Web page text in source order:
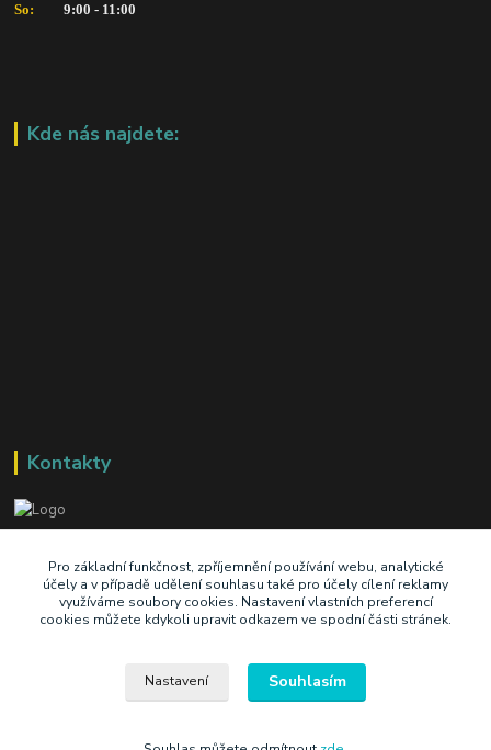
So:
      9:00 - 11:00
Kde nás najdete:
Kontakty
+420 603 345 409
prodej@ik-oil.cz
Pro základní funkčnost, zpříjemnění používání webu, analytické
účely a v případě udělení souhlasu také pro účely cílení reklamy
využíváme soubory cookies. Nastavení vlastních preferencí
cookies můžete kdykoli upravit odkazem ve spodní části stránek.
Nastavení Souhlasím